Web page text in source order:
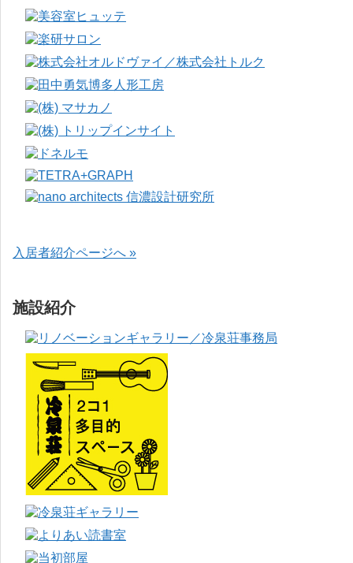
入居者紹介ページへ »
施設紹介